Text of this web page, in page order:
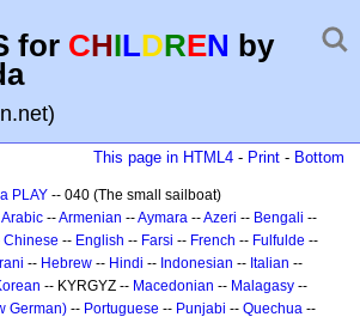
for CHILDREN by
This page in HTML4 - Print - Bottom
PLAY -- 040 (The small sailboat)
Arabic --Armenian --Aymara --Azeri -- Bengali --
Chinese -- English -- Farsi -- French -- Fulfulde --
-- Hebrew -- Hindi -- Indonesian -- Italian --
-- KYRGYZ -- Macedonian -- Malagasy --
German) -- Portuguese -- Punjabi -- Quechua --